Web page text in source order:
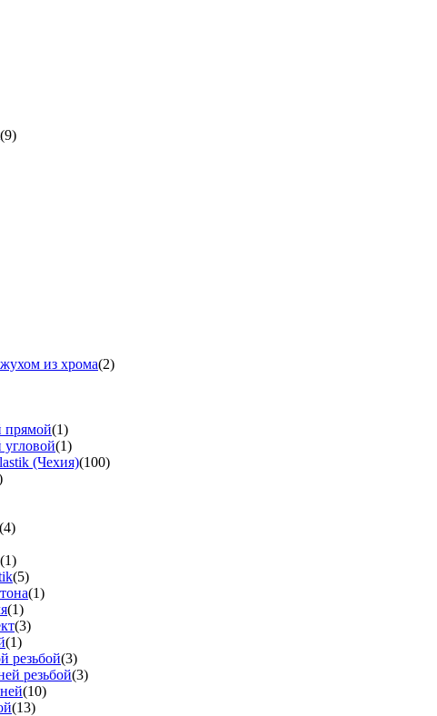
(9)
из хрома(2)
прямой(1)
угловой(1)
(Чехия)(100)
(4)
(1)
(5)
(1)
(1)
(3)
(1)
резьбой(3)
резьбой(3)
(10)
(13)